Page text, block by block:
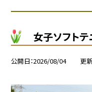
女子ソフト
公開日 2026/08/04 更